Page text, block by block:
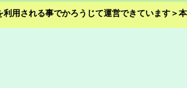
用される事でかろうじて運営できています＞